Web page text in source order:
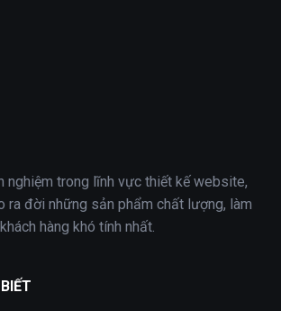
nghiệm trong lĩnh vực thiết kế website,
ra đời những sản phẩm chất lượng, làm
hàng khó tính nhất.